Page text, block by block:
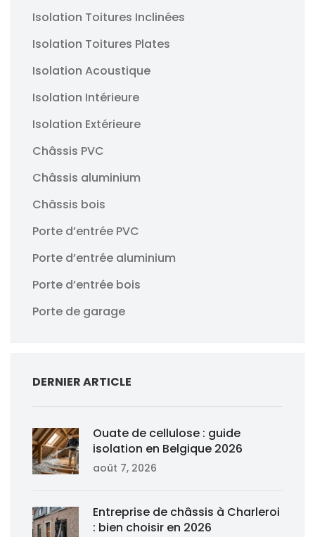
Isolation Toitures Inclinées
Isolation Toitures Plates
Isolation Acoustique
Isolation Intérieure
Isolation Extérieure
Châssis PVC
Châssis aluminium
Châssis bois
Porte d’entrée PVC
Porte d’entrée aluminium
Porte d’entrée bois
Porte de garage
DERNIER ARTICLE
Ouate de cellulose : guide
isolation en Belgique 2026
août 7, 2026
Entreprise de châssis à Charleroi
: bien choisir en 2026